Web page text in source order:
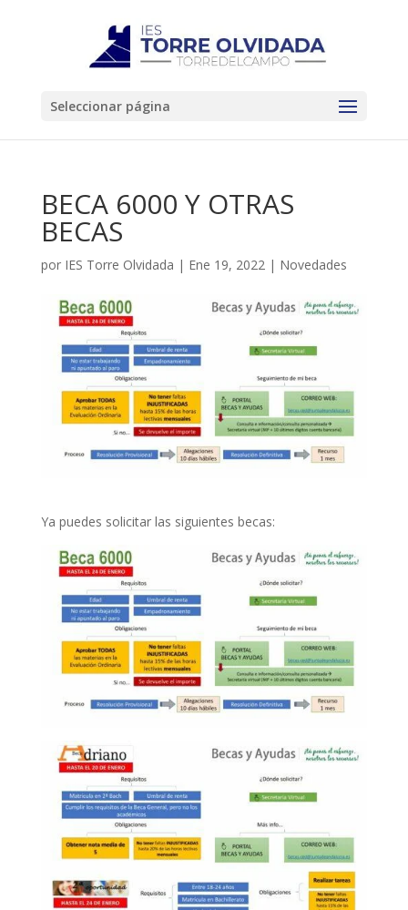
Seleccionar página
BECA 6000 Y OTRAS
BECAS
por IES Torre Olvidada | Ene 19, 2022| Novedades
Ya puedes solicitar las siguientes becas: